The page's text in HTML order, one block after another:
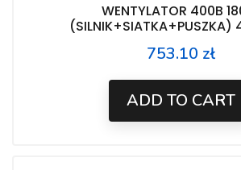
WENTYLATOR 400B
(SILNIK+SIATKA+PUSZKA)
Price
753.10 zł
ADD TO CART